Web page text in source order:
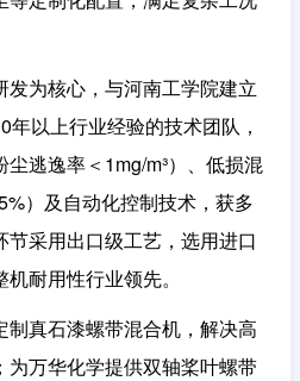
发为核心，与河南工学院建立
以上行业经验的技术团队，
逃逸率＜1mg/m³）、低损混
）及自动化控制技术，获多
采用出口级工艺，选用进口
耐用性行业领先。
制真石漆螺带混合机，解决高
为万华化学提供双轴桨叶螺带